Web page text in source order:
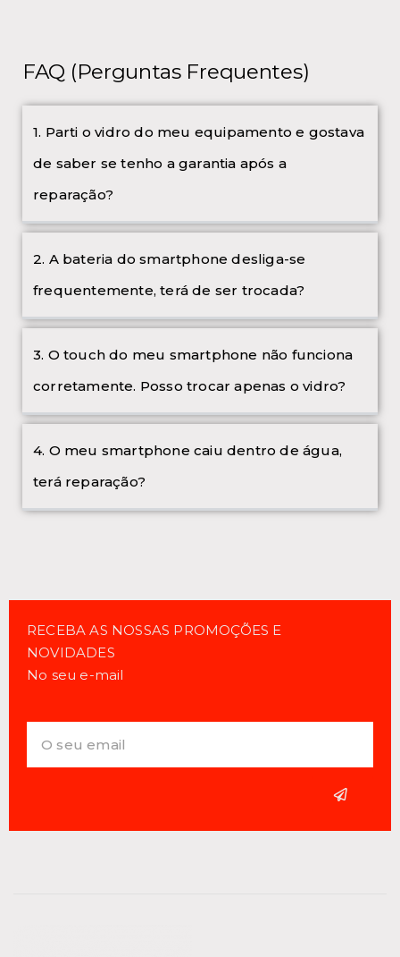
FAQ (Perguntas Frequentes)
1. Parti o vidro do meu equipamento e gostava
de saber se tenho a garantia após a
reparação?
2. A bateria do smartphone desliga-se
frequentemente, terá de ser trocada?
3. O touch do meu smartphone não funciona
corretamente. Posso trocar apenas o vidro?
4. O meu smartphone caiu dentro de água,
terá reparação?
RECEBA AS NOSSAS PROMOÇÕES E
NOVIDADES
No seu e-mail